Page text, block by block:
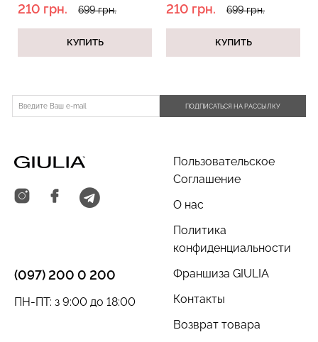
210 грн. 699 грн.
КУПИТЬ
210 грн. 699 грн.
КУПИТЬ
ПОДПИСАТЬСЯ НА РАССЫЛКУ
Пользовательское
Соглашение
О нас
Политика
конфиденциальности
Франшиза GIULIA
Контакты
Возврат товара
(097) 200 0 200
ПН-ПТ: з 9:00 до 18:00
Топ на бретелях в рубчик
CAMI TOP RIB white
299 грн.499 грн.
Бесшовный топ на тонких
бретелях CAMI TOP
279 грн.399 грн.